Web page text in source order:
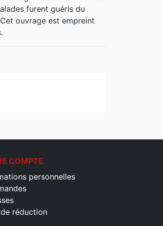
furent guéris du
ouvrage est empreint
COMPTE
personnelles
réduction